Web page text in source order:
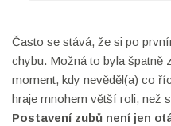
Často se stává, že si po
chybu. Možná to byla špatně
moment, kdy nevěděl(a) co
hraje mnohem větší roli, než
Postavení zubů není jen